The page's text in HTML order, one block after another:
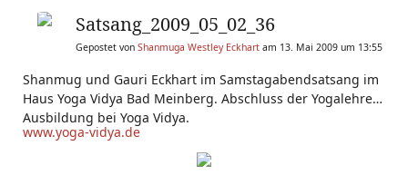
Satsang_2009_05_02_36
Gepostet von Shanmuga Westley Eckhart am 13. Mai 2009 um 13:55
Shanmug und Gauri Eckhart im Samstagabendsatsang im
Haus Yoga Vidya Bad Meinberg. Abschluss der Yogalehrer
Ausbildung bei Yoga Vidya.
www.yoga-vidya.de